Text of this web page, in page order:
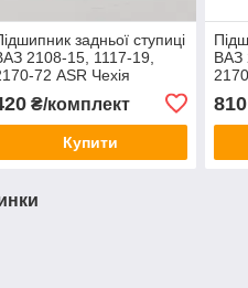
задньої ступиці
2108-15, 1117-19,
72 ASR Чехія
₴/комплект
Купити
ВАЗ
810